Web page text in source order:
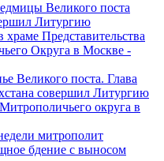
Великого поста
Литургию
Представительства
Округа в Москве -
Великого поста. Глава
совершил Литургию
округа в
митрополит
бдение с выносом